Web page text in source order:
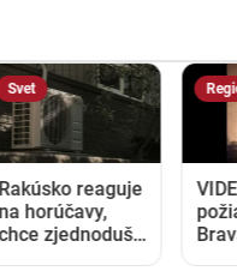
Svet
Rakúsko reaguje
na horúčavy,
zjednodušiť